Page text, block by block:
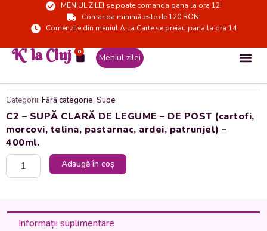
MENIUL ZILEI se poate comanda pana la ora 12!
Comanda minimă este de 120 RON.
Comenzile din meniul A La Carte se preiau pana la ora 14
K' la Cluj 0
Cart Meniul zilei
Categorii: Fără categorie, Supe
C2 – SUPĂ CLARĂ DE LEGUME – DE POST (cartofi,
morcovi, telina, pastarnac, ardei, patrunjel) –
400ml.
Cantitate
Adaugă în coș
Informații suplimentare